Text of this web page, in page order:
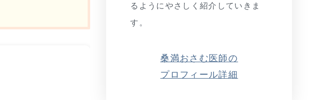
るようにやさしく紹介していきま
す。
桑満おさむ医師の
プロフィール詳細